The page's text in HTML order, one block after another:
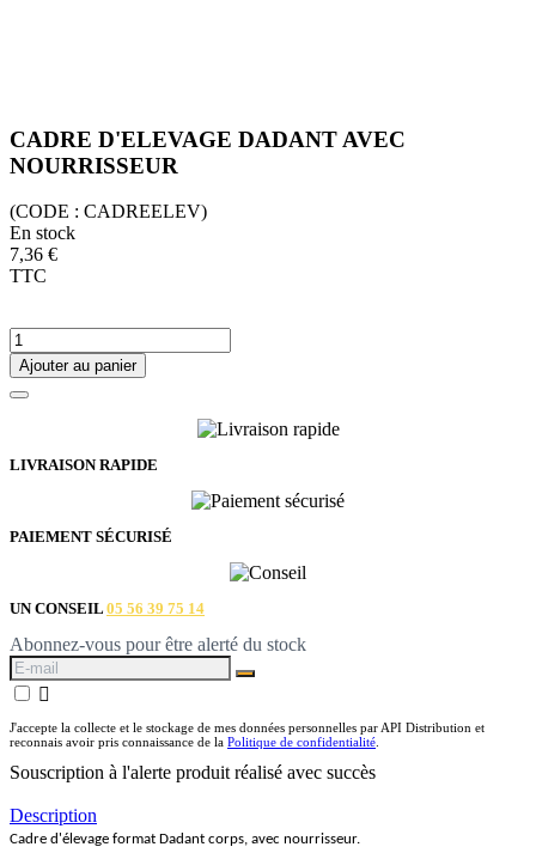
CADRE D'ELEVAGE DADANT AVEC
NOURRISSEUR
(CODE : CADREELEV)
En stock
7,36 €
TTC
Ajouter au panier
LIVRAISON RAPIDE
PAIEMENT SÉCURISÉ
UN CONSEIL 05 56 39 75 14
Abonnez-vous pour être alerté du stock

J'accepte la collecte et le stockage de mes données personnelles par API Distribution et
reconnais avoir pris connaissance de la Politique de confidentialité.
Souscription à l'alerte produit réalisé avec succès
Description
Cadre d'élevage format Dadant corps, avec nourrisseur.